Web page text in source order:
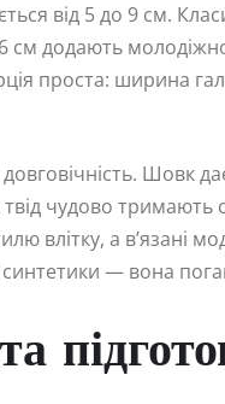
від 5 до 9 см.
см додають
проста: ширина
Шовк
чудово тримають
влітку, а в’язані
— вона